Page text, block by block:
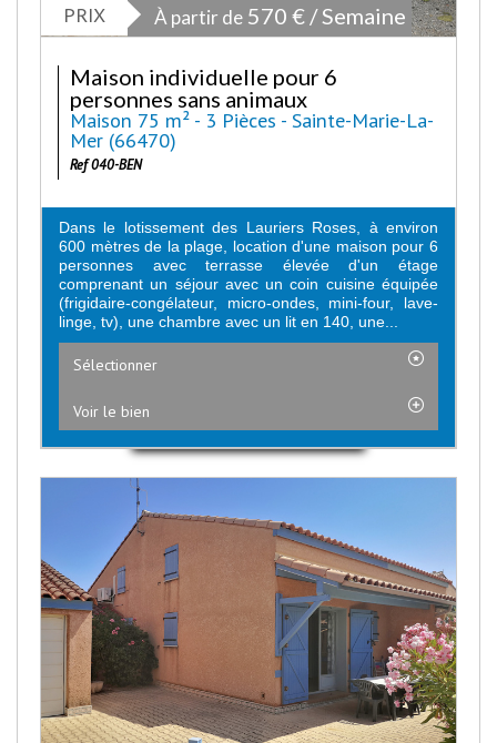
PRIX À partir de 570 € / Semaine
Maison individuelle pour 6
personnes sans animaux
Maison 75 m² - 3 Pièces - Sainte-Marie-La-
Mer (66470)
Ref 040-BEN
Dans le lotissement des Lauriers Roses, à environ
600 mètres de la plage, location d'une maison pour 6
personnes avec terrasse élevée d'un étage
comprenant un séjour avec un coin cuisine équipée
(frigidaire-congélateur, micro-ondes, mini-four, lave-
linge, tv), une chambre avec un lit en 140, une...
Sélectionner
Voir le bien